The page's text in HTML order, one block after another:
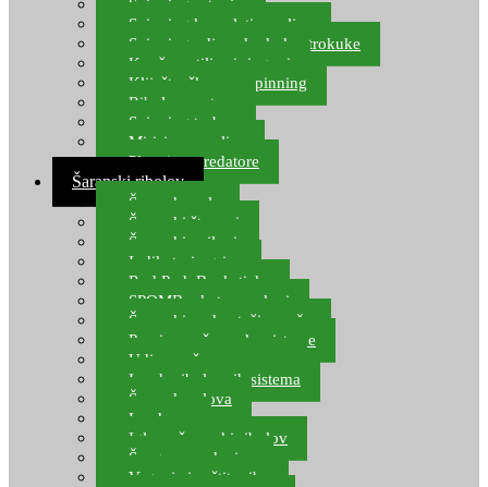
Spinning setovi
Spinning kompleti varalica
Spinning udice, dvokuke, trokuke
Kopče, vrtilice i ringovi
Kliješta, škare za spinning
Ribolov pastrve
Spinning torbe
Mirisi za varalice
Plovci za predatore
Šaranski ribolov
Šaranske role
Šaranski štapovi
Šaranski najloni
Indikatori ugriza
Rod Pod, Banksticks
SPOMB rakete, markeri
Šaranski podmetači, mreže
Pernice za šaranske sisteme
Udice za šarana, amura
Izrada ribolovnih sistema
Šaranska olova
Leadcore
Igle za šaranski ribolov
Špage, upredenice
Vaganje i zaštita ribe